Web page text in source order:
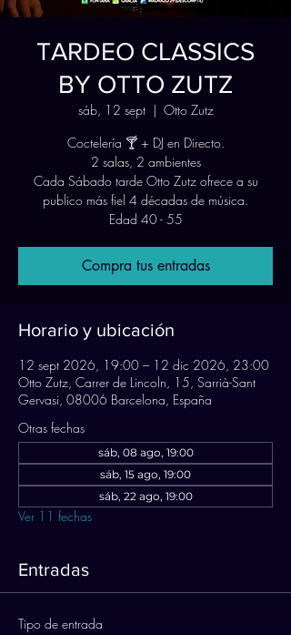
TARDEO CLASSICS
BY OTTO ZUTZ
sáb, 12 sept
  |
Otto Zutz
Coctelería 🍸 + DJ en Directo.
2 salas, 2 ambientes
Cada Sábado tarde Otto Zutz ofrece a su
publico más fiel 4 décadas de música.
Edad 40 - 55
Compra tus entradas
Horario y ubicación
12 sept 2026, 19:00 – 12 dic 2026, 23:00
Otto Zutz, Carrer de Lincoln, 15, Sarrià-Sant
Gervasi, 08006 Barcelona, España
Otras fechas
sáb, 08 ago, 19:00
sáb, 15 ago, 19:00
sáb, 22 ago, 19:00
Ver 11 fechas
Entradas
Tipo de entrada